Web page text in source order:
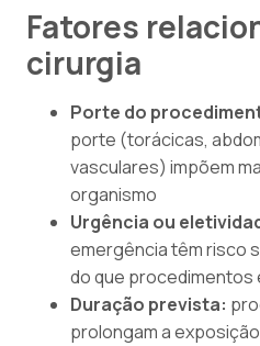
Fatores
cirurgia
Porte do
porte (torácicas,
vasculares) impõem
organismo
Urgência ou
emergência têm risco
do que procedimentos
Duração prevista:
prolongam a